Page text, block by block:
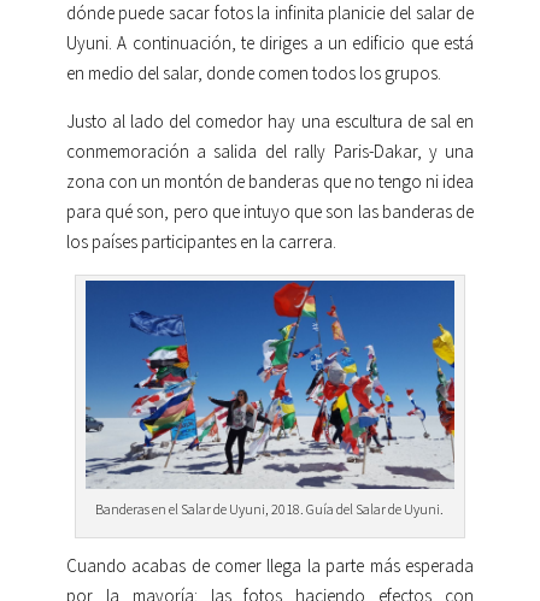
dónde puede sacar fotos la infinita planicie del salar de
Uyuni. A continuación, te diriges a un edificio que está
en medio del salar, donde comen todos los grupos.
Justo al lado del comedor hay una escultura de sal en
conmemoración a salida del rally Paris-Dakar, y una
zona con un montón de banderas que no tengo ni idea
para qué son, pero que intuyo que son las banderas de
los países participantes en la carrera.
Banderas en el Salar de Uyuni, 2018. Guía del Salar de Uyuni.
Cuando acabas de comer llega la parte más esperada
por la mayoría: las fotos haciendo efectos con